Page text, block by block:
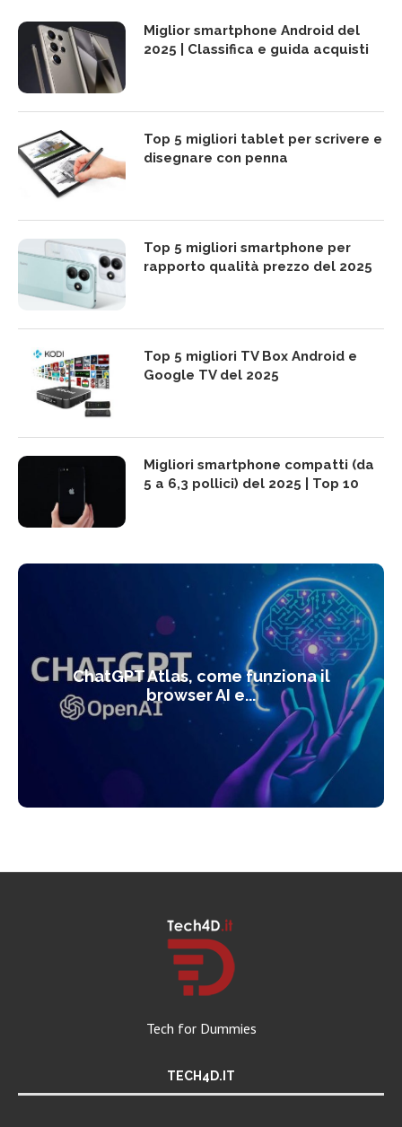
Miglior smartphone Android del
2025 | Classifica e guida acquisti
Top 5 migliori tablet per scrivere e
disegnare con penna
Top 5 migliori smartphone per
rapporto qualità prezzo del 2025
Top 5 migliori TV Box Android e
Google TV del 2025
Migliori smartphone compatti (da
5 a 6,3 pollici) del 2025 | Top 10
ChatGPT Atlas, come funziona il
browser AI e...
Tech for Dummies
TECH4D.IT